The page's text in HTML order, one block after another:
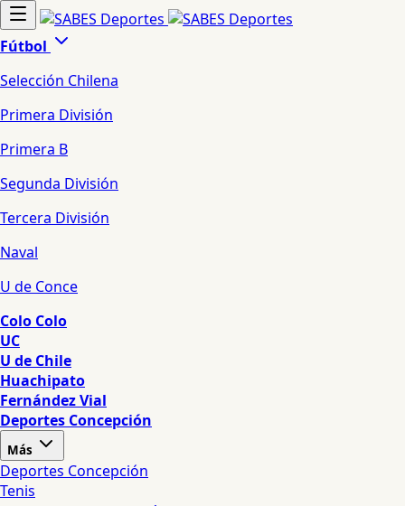
Fútbol
Selección Chilena
Primera División
Primera B
Segunda División
Tercera División
Naval
U de Conce
Colo Colo
UC
U de Chile
Huachipato
Fernández Vial
Deportes Concepción
Más
Deportes Concepción
Tenis